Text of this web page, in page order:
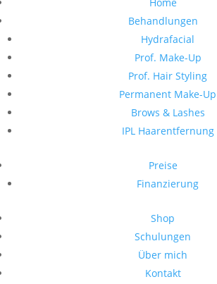
Behandlungen
Hydrafacial
Prof. Make-Up
Prof. Hair Styling
Permanent Make-Up
Brows & Lashes
IPL Haarentfernung
Preise
Finanzierung
Shop
Schulungen
Über mich
Kontakt